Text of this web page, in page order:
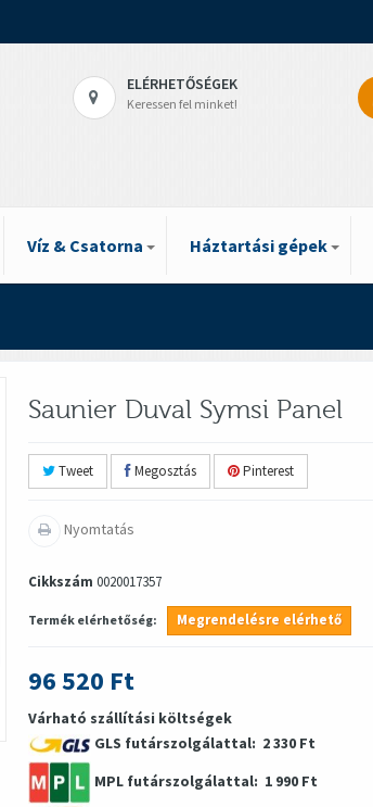
ELÉRHETŐSÉGEK
Keressen fel minket!
Víz & Csatorna Háztartási gépek
Saunier Duval Symsi Panel
Tweet Megosztás Pinterest
Nyomtatás
Cikkszám 0020017357
Termék elérhetőség: Megrendelésre elérhető
96 520 Ft
Várható szállítási költségek
GLS futárszolgálattal: 2 330 Ft
MPL futárszolgálattal: 1 990 Ft